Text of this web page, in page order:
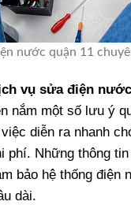
nước quận 11
vụ sửa điện
nắm một số lưu ý
diễn ra nhanh
phí. Những thông
bảo hệ thống điện
dài.